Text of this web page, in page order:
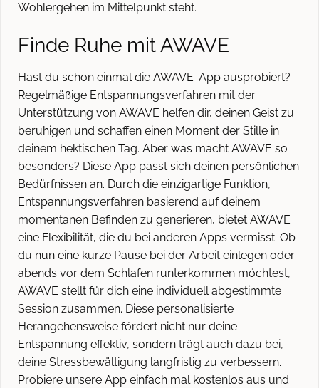
Wohlergehen im Mittelpunkt steht.
Finde Ruhe mit AWAVE
Hast du schon einmal die AWAVE-App ausprobiert?
Regelmäßige Entspannungsverfahren mit der
Unterstützung von AWAVE helfen dir, deinen Geist zu
beruhigen und schaffen einen Moment der Stille in
deinem hektischen Tag. Aber was macht AWAVE so
besonders? Diese App passt sich deinen persönlichen
Bedürfnissen an. Durch die einzigartige Funktion,
Entspannungsverfahren basierend auf deinem
momentanen Befinden zu generieren, bietet AWAVE
eine Flexibilität, die du bei anderen Apps vermisst. Ob
du nun eine kurze Pause bei der Arbeit einlegen oder
abends vor dem Schlafen runterkommen möchtest,
AWAVE stellt für dich eine individuell abgestimmte
Session zusammen. Diese personalisierte
Herangehensweise fördert nicht nur deine
Entspannung effektiv, sondern trägt auch dazu bei,
deine Stressbewältigung langfristig zu verbessern.
Probiere unsere App einfach mal kostenlos aus und